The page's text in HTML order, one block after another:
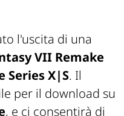
l'uscita di una
VII Remake
Series X|S. Il
per il download su
, e ci consentirà di